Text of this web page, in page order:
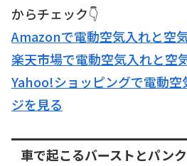
からチェック👇
Amazonで電動空気入れと空
楽天市場で電動空気入れと空
Yahoo!ショッピングで電動空
ジを見る
車で起こるバーストとパン